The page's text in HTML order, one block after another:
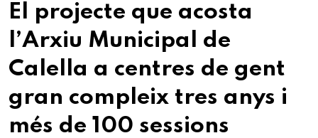
El projecte que acosta
l’Arxiu Municipal de
Calella a centres de gent
gran compleix tres anys i
més de 100 sessions